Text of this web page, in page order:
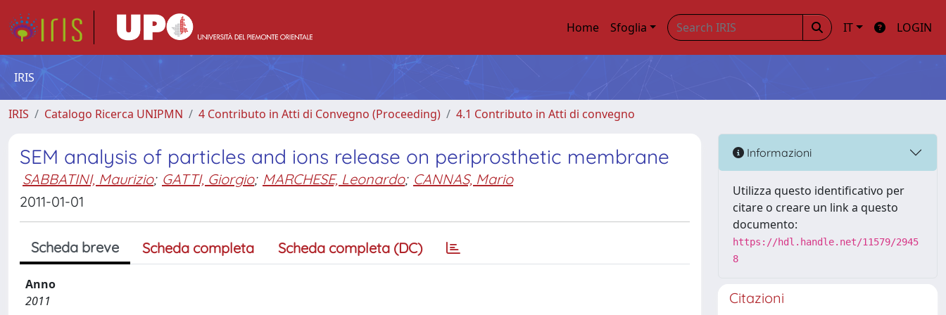
Home Sfoglia IT LOGIN
IRIS
IRIS Catalogo Ricerca UNIPMN 4 Contributo in Atti di Convegno (Proceeding) 4.1 Contributo in Atti di convegno
SEM analysis of particles and ions release on periprosthetic membrane
SABBATINI, Maurizio; GATTI, Giorgio; MARCHESE, Leonardo; CANNAS, Mario
2011-01-01
Scheda breve Scheda completa Scheda completa (DC)
Anno
2011
Informazioni
Utilizza questo identificativo per
citare o creare un link a questo
documento:
https://hdl.handle.net/11579/2945
8
Citazioni